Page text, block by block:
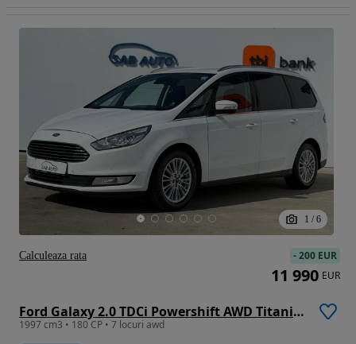
1 / 6
Ford Galaxy 2.0 TDCi Powershift AWD Titanium
1997 cm3 • 180 CP • 7 locuri awd
-200 EUR
11 990 EUR
Calculeaza rata